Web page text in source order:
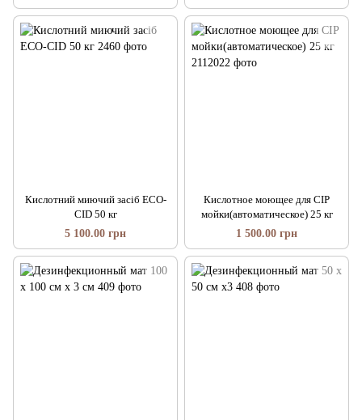
Кислотний миючий засіб ECO-
CID 50 кг
5 100.00 грн
Кислотное моющее для СІР
мойки(автоматическое) 25 кг
1 500.00 грн